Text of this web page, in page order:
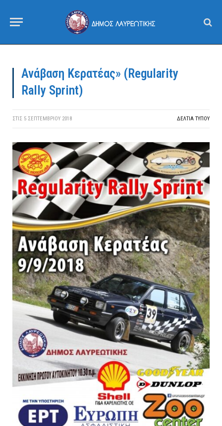
Ανάβαση Κερατέας» (Regularity
Rally Sprint)
ΣΤΙΣ 5 ΣΕΠΤΕΜΒΡΊΟΥ 2018 ΔΕΛΤΙΑ ΤΥΠΟΥ